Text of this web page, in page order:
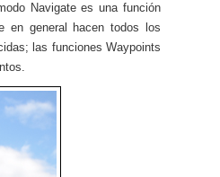
Navigate es una función
en general hacen todos los
las funciones Waypoints